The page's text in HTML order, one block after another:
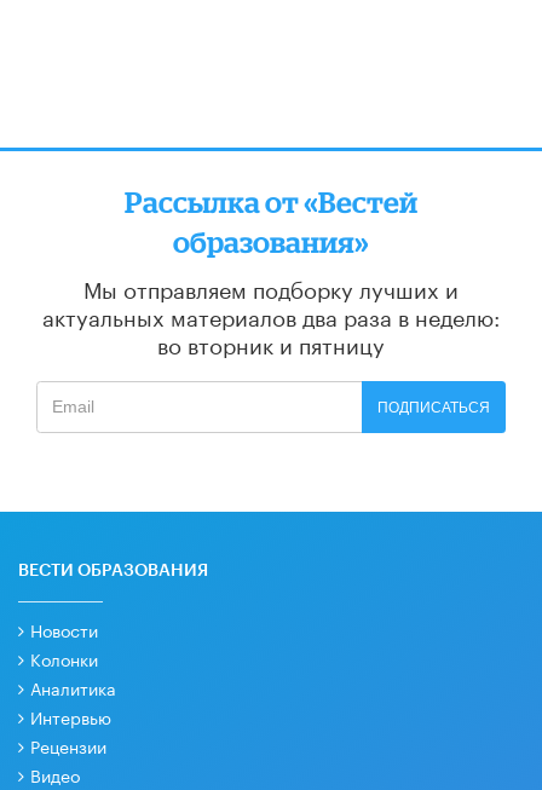
Рассылка от «Вестей
образования»
Мы отправляем подборку лучших и
актуальных материалов два раза в неделю:
во вторник и пятницу
ПОДПИСАТЬСЯ
ВЕСТИ ОБРАЗОВАНИЯ
Новости
Колонки
Аналитика
Интервью
Рецензии
Видео